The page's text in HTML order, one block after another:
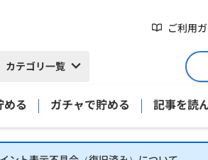
ご利用
カテゴリ一覧
める ガチャで貯める 記事を読